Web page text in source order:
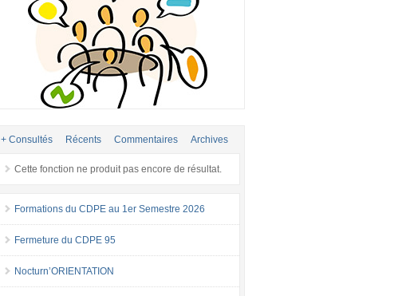
+ Consultés Récents Commentaires Archives
Cette fonction ne produit pas encore de résultat.
Formations du CDPE au 1er Semestre 2026
Fermeture du CDPE 95
Nocturn’ORIENTATION